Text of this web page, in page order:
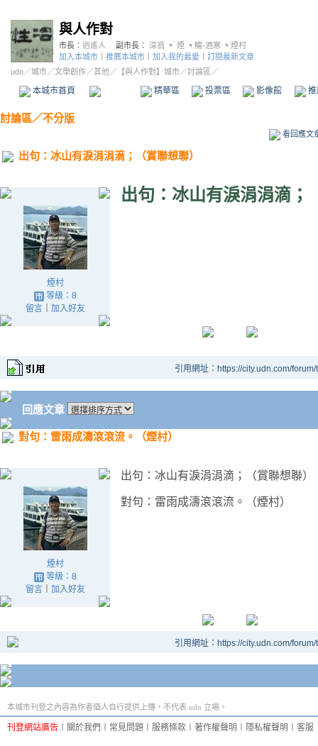
與人作對
市長： 逍遙人 副市長： 深翁 、 煙 、 觴-酒寒 、 煙村
加入本城市
推薦本城市 加入我的最愛
訂閱最新文章
udn／城市／文學創作／其他 ／ 【與人作對】城市／討論區／
本城市首頁 精華區 投票區 影像館
討論區／不分版
看回應文
出句：冰山有淚涓涓滴；（賞聯想聯）
煙村
等級：8
留言｜ 加入好友
出句：冰山有淚涓涓滴；
引用網址：https://city.udn.com/
回應文章
對句：雷雨成濤滾滾流。（煙村）
煙村
等級：8
留言｜ 加入好友
出句：冰山有淚涓涓滴；（賞聯想聯）
對句：雷雨成濤滾滾流。（煙村）
引用網址：https://city.udn.com/
本城市刊登之內容為作者個人自行提供上傳，不代表 udn 立場。
刊登網站廣告 關於我們 常見問題 服務條款 著作權聲明 隱私權聲明 客服